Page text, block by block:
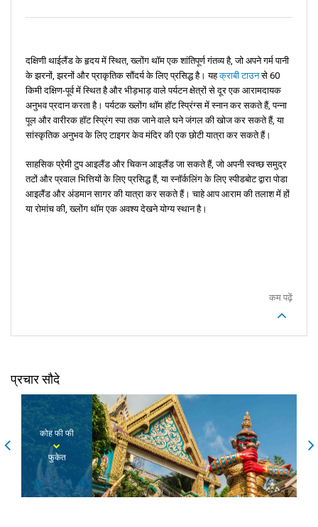
दक्षिणी थाईलैंड के हृदय में स्थित, ख्लोंग थॉम एक शांतिपूर्ण गंतव्य है, जो अपने गर्म पानी
के झरनों, झरनों और प्राकृतिक सौंदर्य के लिए प्रसिद्ध है। यहक्राबी टाउनसे 60
किमी दक्षिण-पूर्व में स्थित है और भीड़भाड़ वाले पर्यटन क्षेत्रों से दूर एक आरामदायक
अनुभव प्रदान करता है। पर्यटक ख्लोंग थॉम हॉट स्प्रिंग्स में स्नान कर सकते हैं, पन्ना
पूल और वारीरक हॉट स्प्रिंग स्पा तक जाने वाले घने जंगल की खोज कर सकते हैं, या
सांस्कृतिक अनुभव के लिए टाइगर केव मंदिर की एक छोटी यात्रा कर सकते हैं।
साहसिक प्रेमी टुप आइलैंड और चिकन आइलैंड जा सकते हैं, जो अपनी स्वच्छ समुद्र
तटों और प्रवाल भित्तियों के लिए प्रसिद्ध हैं, या स्नॉर्कलिंग के लिए स्पीडबोट द्वारा पोडा
आइलैंड और अंडमान सागर की यात्रा कर सकते हैं। चाहे आप आराम की तलाश में हों
या रोमांच की, ख्लोंग थॉम एक अवश्य देखने योग्य स्थान है।
कम पढ़ें
प्रचार सौदे
कोह फी फी
फुकेत